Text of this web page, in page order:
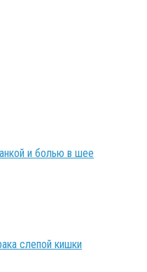
и болью в шее
слепой кишки